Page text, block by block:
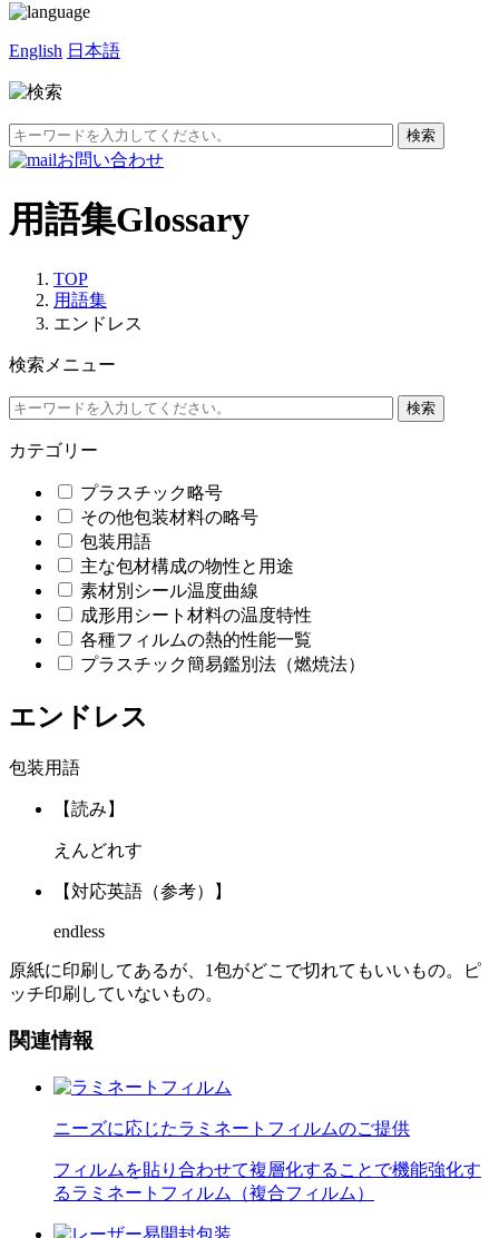
English 日本語
お問い合わせ
用語集Glossary
TOP
用語集
エンドレス
検索メニュー
カテゴリー
プラスチック略号
その他包装材料の略号
包装用語
主な包材構成の物性と用途
素材別シール温度曲線
成形用シート材料の温度特性
各種フィルムの熱的性能一覧
プラスチック簡易鑑別法（燃焼法）
エンドレス
包装用語
【読み】
えんどれす
【対応英語（参考）】
endless
原紙に印刷してあるが、1包がどこで切れてもいいもの。ピ
ッチ印刷していないもの。
関連情報
ニーズに応じたラミネートフィルムのご提供
フィルムを貼り合わせて複層化することで機能強化す
るラミネートフィルム（複合フィルム）